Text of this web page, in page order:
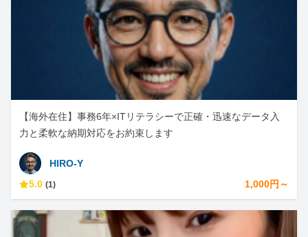
【海外在住】事務6年×ITリテラシーで正確・迅速なデータ入
力と柔軟な納期対応をお約束します
HIRO-Y
5.0 (1) 1,000円～